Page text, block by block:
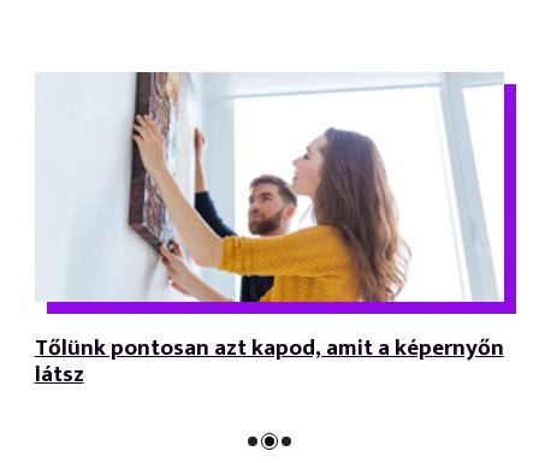
Tőlünk pontosan azt kapod, amit a képernyőn
látsz